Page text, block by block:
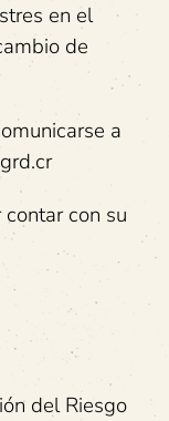
en el
de
a
con su
del Riesgo